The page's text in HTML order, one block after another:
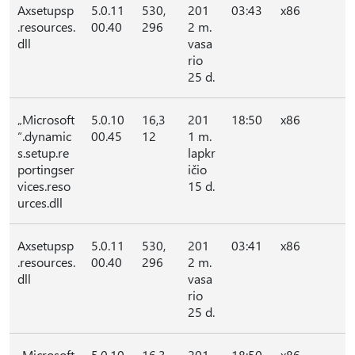
Axsetupsp
.resources.
dll
5.0.11
00.40
530,
296
201
2 m.
vasa
rio
25 d.
03:43 x86
„Microsoft
“.dynamic
s.setup.re
portingser
vices.reso
urces.dll
5.0.10
00.45
16,3
12
201
1 m.
lapkr
ičio
15 d.
18:50 x86
Axsetupsp
.resources.
dll
5.0.11
00.40
530,
296
201
2 m.
vasa
rio
25 d.
03:41 x86